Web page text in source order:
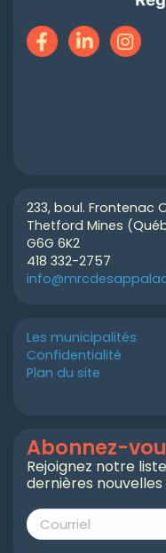
233, boul. Frontenac
Thetford Mines
G6G 6K2
418 332-2757
Les municipalités
Confidentialité
Plan du site
Abonnez-
Rejoignez notre
dernières